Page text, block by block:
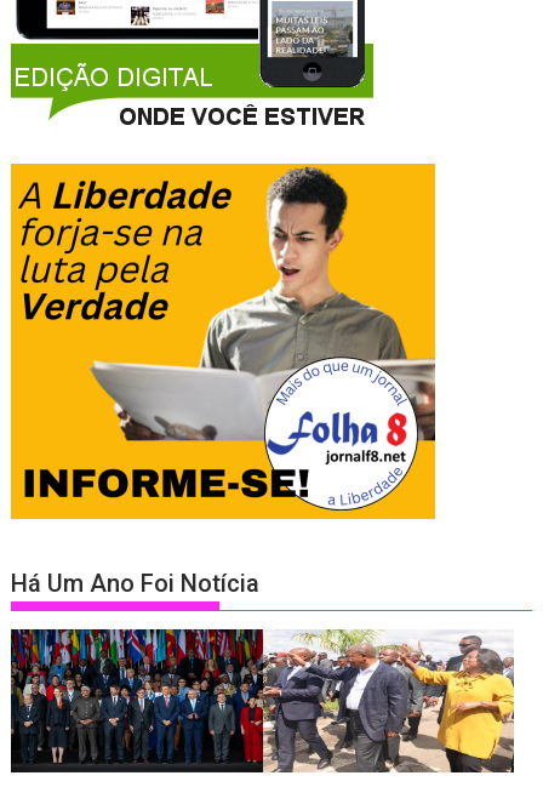
Há Um Ano Foi Notícia